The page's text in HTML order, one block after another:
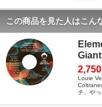
この商品を見た人はこん
Louie
Coltrane
チ、やっ